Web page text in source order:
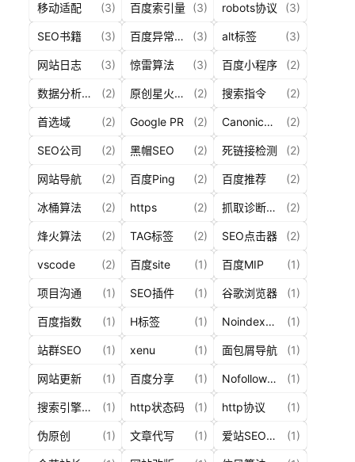
移动适配 (3) 百度索引量 (3) robots协议 (3)
SEO书籍 (3) 百度异常提醒 (3) alt标签 (3)
网站日志 (3) 惊雷算法 (3) 百度小程序 (2)
数据分析工具 (2) 原创星火计划 (2) 搜索指令 (2)
首选域 (2) Google PR (2) Canonical标签 (2)
SEO公司 (2) 黑帽SEO (2) 死链接检测 (2)
网站导航 (2) 百度Ping (2) 百度推荐 (2)
冰桶算法 (2) https (2) 抓取诊断工具 (2)
烽火算法 (2) TAG标签 (2) SEO点击器 (2)
vscode (2) 百度site (1) 百度MIP (1)
项目沟通 (1) SEO插件 (1) 谷歌浏览器 (1)
百度指数 (1) H标签 (1) Noindex标签 (1)
站群SEO (1) xenu (1) 面包屑导航 (1)
网站更新 (1) 百度分享 (1) Nofollow标签 (1)
搜索引擎工作原理 (1) http状态码 (1) http协议 (1)
伪原创 (1) 文章代写 (1) 爱站SEO工具包 (1)